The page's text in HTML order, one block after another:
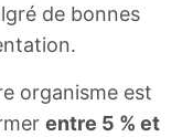
de bonnes
organisme est
entre 5 % et